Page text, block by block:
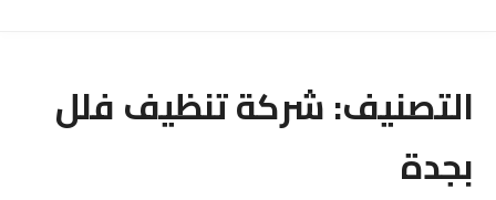
التصنيف:شركة تنظيف فلل
بجدة